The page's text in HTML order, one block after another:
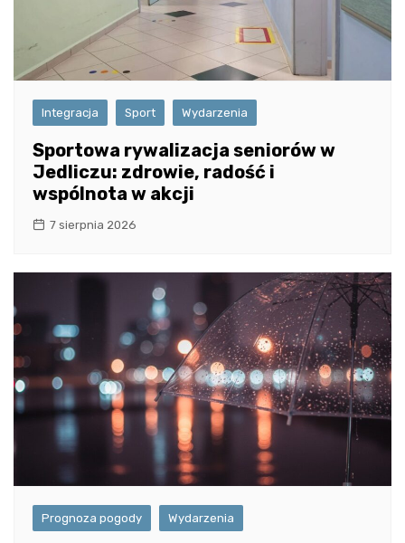
Integracja Sport Wydarzenia
Sportowa rywalizacja seniorów w
Jedliczu: zdrowie, radość i
wspólnota w akcji
7 sierpnia 2026
Prognoza pogody Wydarzenia